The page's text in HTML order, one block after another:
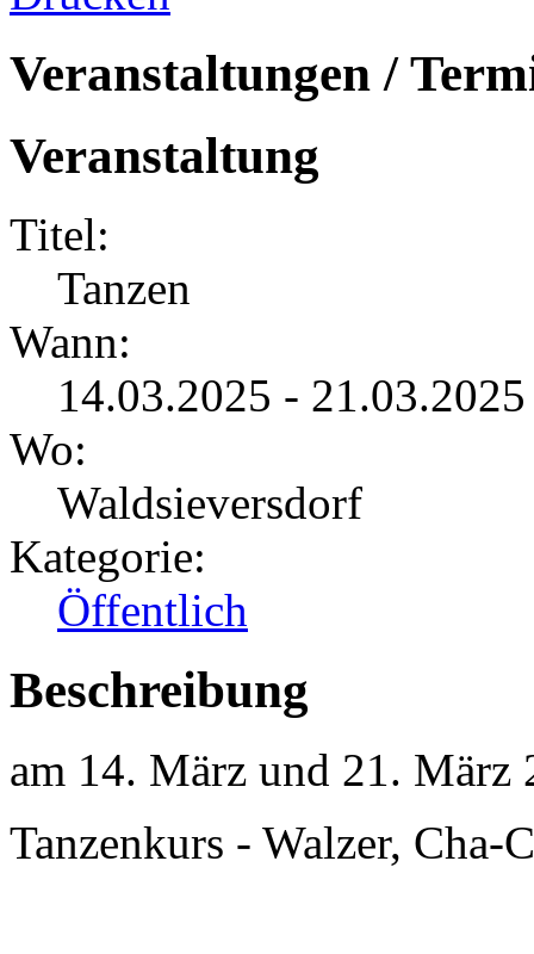
Veranstaltungen /
Veranstaltung
Titel:
Tanzen
Wann:
14.03.2025 -
Wo:
Waldsieversdorf
Kategorie:
Öffentlich
Beschreibung
am 14. März und 21. März
Tanzenkurs - Walzer,